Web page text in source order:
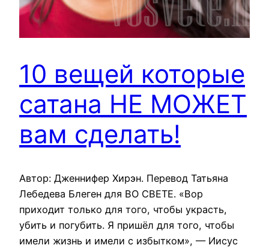
10 вещей которые
сатана НЕ МОЖЕТ
вам сделать!
Автор: Дженнифер Хирэн. Перевод Татьяна
Лебедева Блеген для ВО СВЕТЕ. «Вор
приходит только для того, чтобы украсть,
убить и погубить. Я пришёл для того, чтобы
имели жизнь и имели с избытком», — Иисус